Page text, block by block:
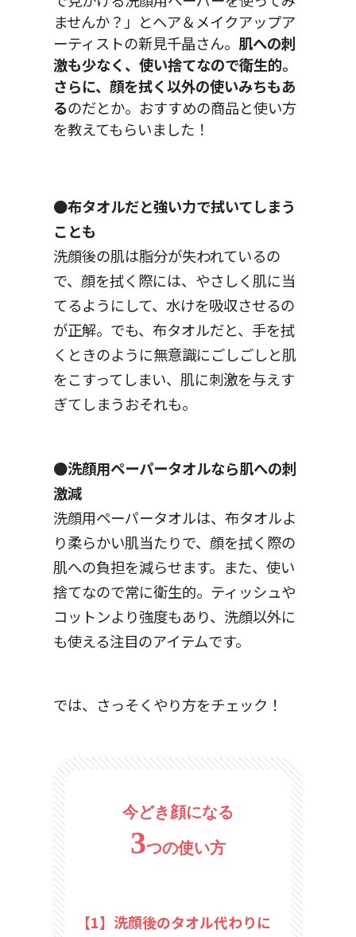
ませんか？」とヘア＆メイクアップア
ーティストの新見千晶さん。 肌への刺
激も少なく、使い捨てなので衛生的。
さらに、顔を拭く以外の使いみちもあ
るのだとか。おすすめの商品と使い方
を教えてもらいました！
●布タオルだと強い力で拭いてしまう
ことも
洗顔後の肌は脂分が失われているの
で、顔を拭く際には、やさしく肌に当
てるようにして、水けを吸収させるの
が正解。でも、布タオルだと、手を拭
くときのように無意識にごしごしと肌
をこすってしまい、肌に刺激を与えす
ぎてしまうおそれも。
●洗顔用ペーパータオルなら肌への刺
激減
洗顔用ペーパータオルは、布タオルよ
り柔らかい肌当たりで、顔を拭く際の
肌への負担を減らせます。また、使い
捨てなので常に衛生的。ティッシュや
コットンより強度もあり、洗顔以外に
も使える注目のアイテムです。
では、さっそくやり方をチェック！
今どき顔になる
3つの使い方
【1】洗顔後のタオル代わりに